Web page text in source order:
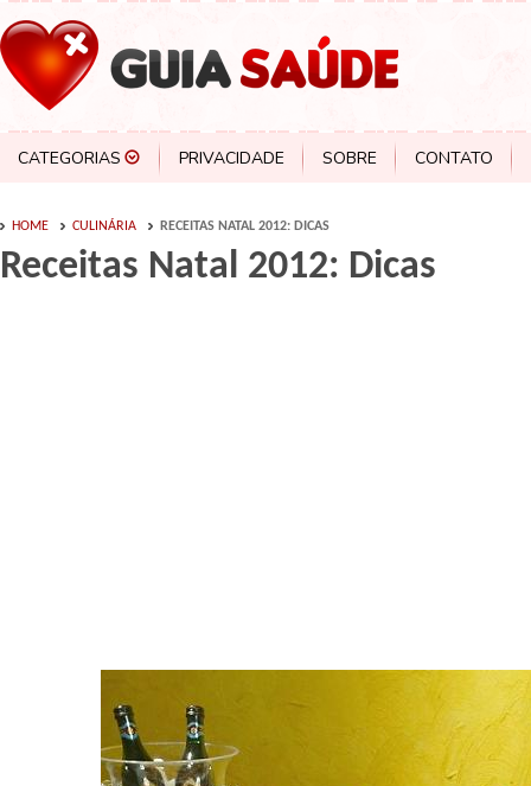
CATEGORIAS PRIVACIDADE SOBRE CONTATO
HOME CULINÁRIA RECEITAS NATAL 2012: DICAS
Receitas Natal 2012: Dicas